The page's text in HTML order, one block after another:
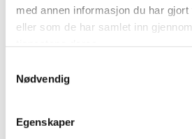
med annen informasjon du har
eller som de har samlet inn
Nødvendig
Egenskaper
Prehospital video i samhandling
Videokommunikasjon
vurdere pasienter digitalt, og får
av paramedic eller annet